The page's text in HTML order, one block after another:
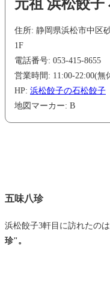
元祖 浜松餃子
住所: 静岡県浜松市中区
1F
電話番号: 053-415-8655
営業時間: 11:00-22:00(無
HP: 浜松餃子の石松餃子
地図マーカー: B
五味八珍
浜松餃子3軒目に訪れたのは
珍"。